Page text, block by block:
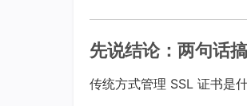
先说结论：两句话
传统方式管理 SSL 证书是